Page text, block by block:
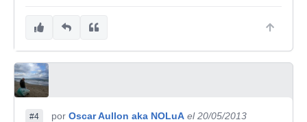
#4 por Oscar Aullon aka NOLuA el 20/05/2013